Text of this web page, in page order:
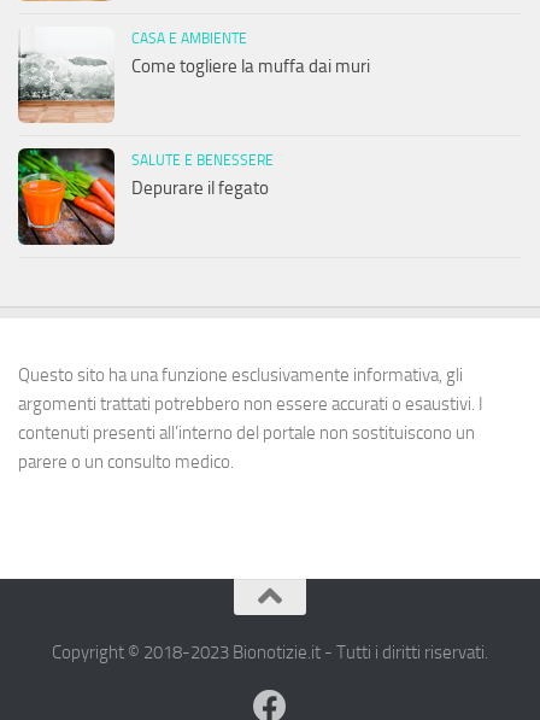
CASA E AMBIENTE
Come togliere la muffa dai muri
SALUTE E BENESSERE
Depurare il fegato
Questo sito ha una funzione esclusivamente informativa, gli
argomenti trattati potrebbero non essere accurati o esaustivi. I
contenuti presenti all’interno del portale non sostituiscono un
parere o un consulto medico.
Copyright © 2018-2023 Bionotizie.it - Tutti i diritti riservati.